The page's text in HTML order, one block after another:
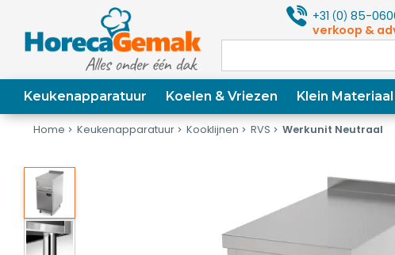
+31(0) 85-
verkoop &
Keukenapparatuur Koelen & Vriezen Klein Materiaal
Home Keukenapparatuur Kooklijnen RVS Werkunit Neutraal